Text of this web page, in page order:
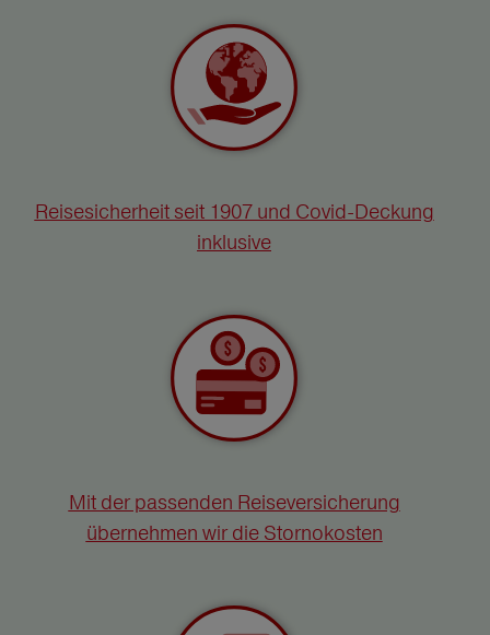
Reisesicherheit seit 1907 und Covid-Deckung
inklusive
Mit der passenden Reiseversicherung
übernehmen wir die Stornokosten